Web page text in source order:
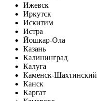
Ижевск
Иркутск
Искитим
Истра
Йошкар-Ола
Казань
Калининград
Калуга
Каменск-Шахтинский
Канск
Каргат